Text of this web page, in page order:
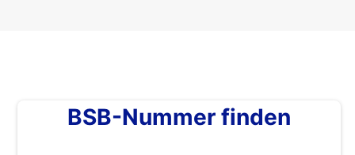
BSB-Nummer finden